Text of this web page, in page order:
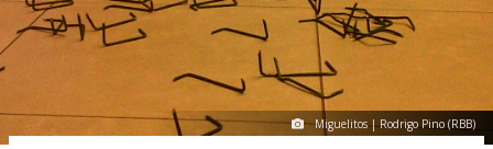
Miguelitos | Rodrigo Pino (RBB)